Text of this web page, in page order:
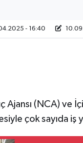
- 16:40
Ajansı (NCA) ve
çok sayıda